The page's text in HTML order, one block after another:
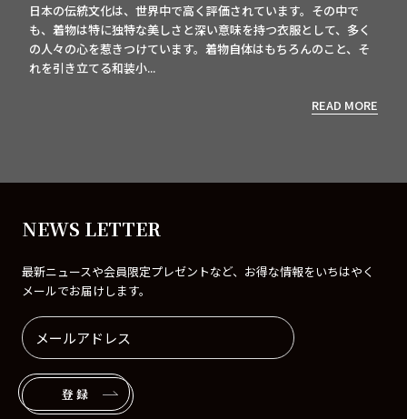
日本の伝統文化は、世界中で高く評価されています。その中で
も、着物は特に独特な美しさと深い意味を持つ衣服として、多く
の人々の心を惹きつけています。着物自体はもちろんのこと、そ
れを引き立てる和装小...
READ MORE
NEWS LETTER
最新ニュースや会員限定プレゼントなど、お得な情報をいちはやく
メールでお届けします。
登録